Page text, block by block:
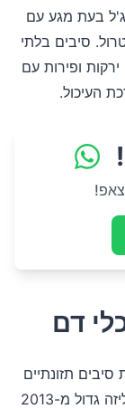
ג'ל בעת מגע עם
סיבים בלתי
ופירות עם
העיכול.
דם
תזונתיים
מטה-אנליזה גדול מ-2013